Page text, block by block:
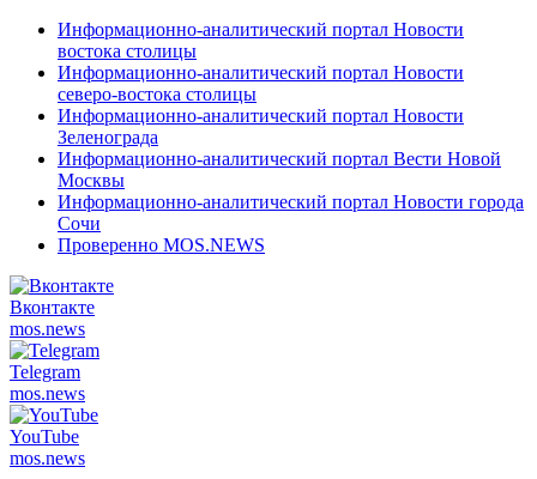
Информационно-аналитический портал Новости
востока столицы
Информационно-аналитический портал Новости
северо-востока столицы
Информационно-аналитический портал Новости
Зеленограда
Информационно-аналитический портал Вести Новой
Москвы
Информационно-аналитический портал Новости города
Сочи
Проверенно MOS.NEWS
Вконтакте
mos.news
Telegram
mos.news
YouTube
mos.news